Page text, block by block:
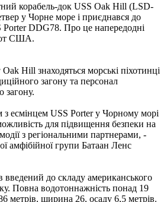
корабель-док USS Oak Hill (LSD-
у Чорне море і приєднався до
Porter DDG78. Про це напередодні
США.
Hill знаходяться морські піхотинці
загону та персонал
загону.
з есмінцем USS Porter у Чорному морі
для підвищення безпеки на
з регіональними партнерами, -
амфібійної групи Батаан Ленс
до складу американського
Повна водотоннажність понад 19
метрів, ширина 26, осаду 6,5 метрів.